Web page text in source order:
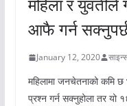
महिला र युवतीले
आफै गर्न
January 12, 2020
महिलामा जनचेतनाको कमि
प्रश्न गर्न सक्नुहोला तर यो